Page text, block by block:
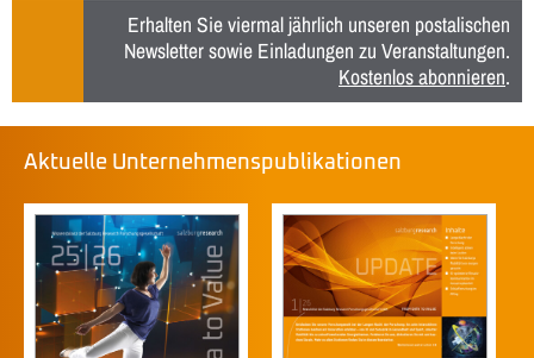
Erhalten Sie viermal jährlich unseren postalischen
Newsletter sowie Einladungen zu Veranstaltungen.
Kostenlos abonnieren.
Aktuelle Unternehmenspublikationen